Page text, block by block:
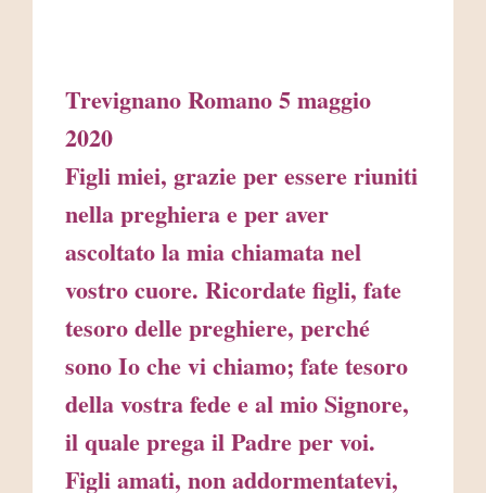
Trevignano Romano 5 maggio
2020
Figli miei, grazie per essere riuniti
nella preghiera e per aver
ascoltato la mia chiamata nel
vostro cuore. Ricordate figli, fate
tesoro delle preghiere, perché
sono Io che vi chiamo; fate tesoro
della vostra fede e al mio Signore,
il quale prega il Padre per voi.
Figli amati, non addormentatevi,